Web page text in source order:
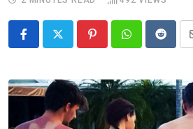
PinterestWhatsappReddit